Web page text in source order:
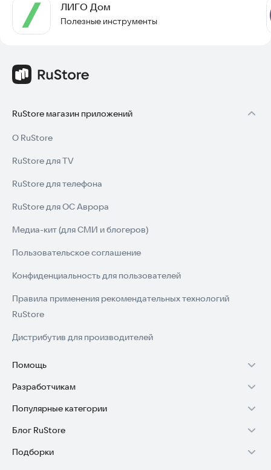
ЛИГО Дом
Полезные инструменты
RuStore магазин приложений
О RuStore
RuStore для TV
RuStore для телефона
RuStore для ОС Аврора
Медиа-кит (для СМИ и блогеров)
Пользовательское соглашение
Конфиденциальность для пользователей
Правила применения рекомендательных технологий
RuStore
Дистрибутив для производителей
Помощь
Установка RuStore на TV
Установка RuStore на телефон
Установка RuStore в машину
Помощь пользователям RuStore
Разработчикам
Зарабатывать с RuStore
Стать разработчиком
Доступ к RuStore Консоль
Популярные категории
Игры для Android
Приложения банков
Блог RuStore
Обзоры игр для Android 2025
Подборки